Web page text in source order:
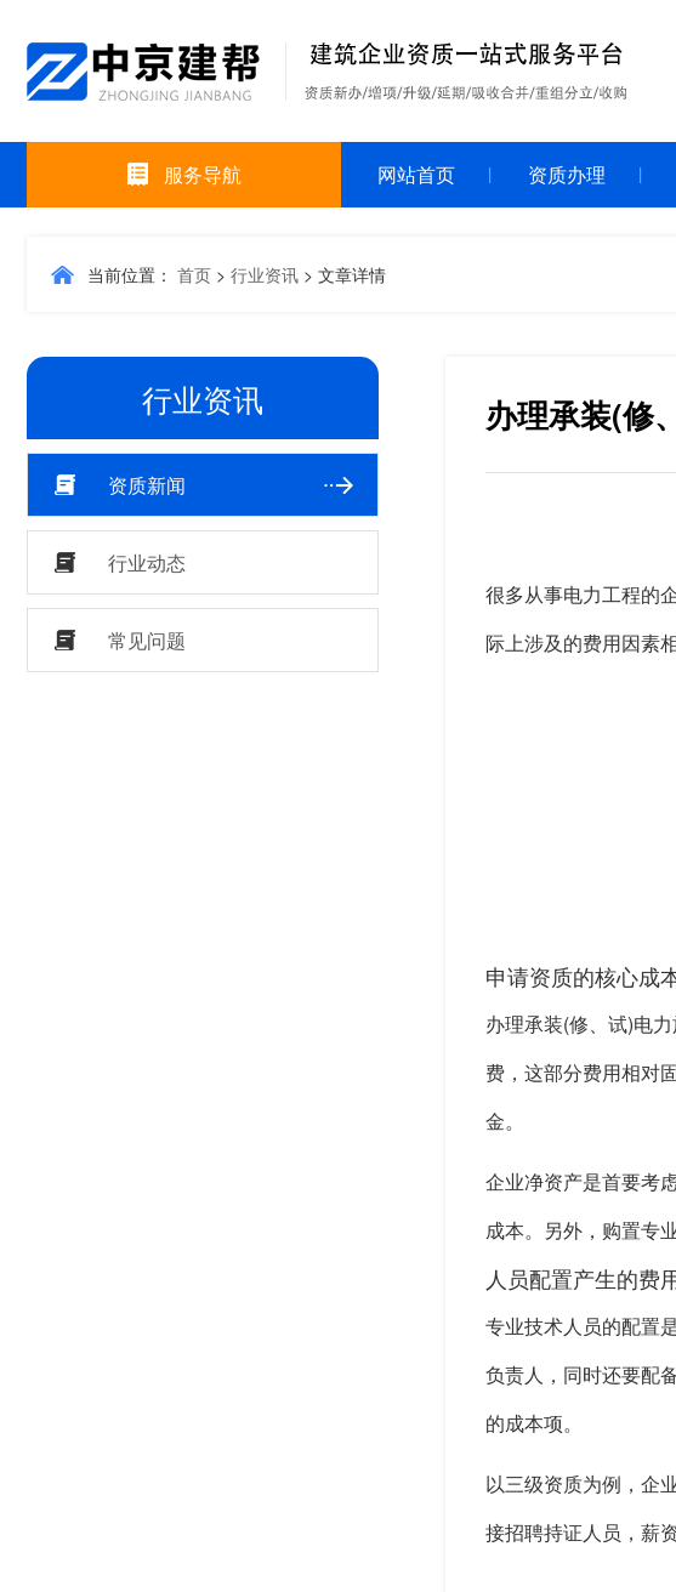
服务导航 网站首页 资质办理
当前位置： 首页 > 行业资讯 > 文章详情
行业资讯
资质新闻
行业动态
常见问题
办理承装(修
很多从事电力工程的
际上涉及的费用因素
申请资质的核心成
办理承装(修、试)电
费，这部分费用相对
金。
企业净资产是首要考
成本。另外，购置专
人员配置产生的费
专业技术人员的配置
负责人，同时还要配
的成本项。
以三级资质为例，企
接招聘持证人员，薪